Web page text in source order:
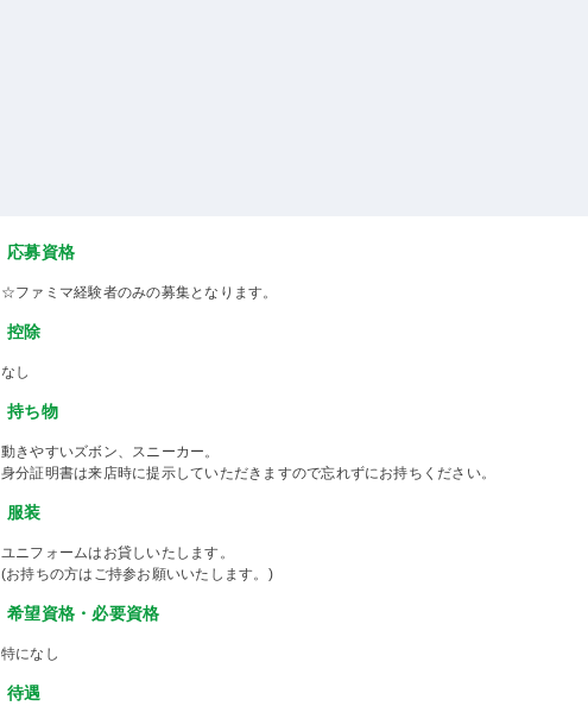
応募資格
☆ファミマ経験者のみの募集となります。
控除
なし
持ち物
動きやすいズボン、スニーカー。
身分証明書は来店時に提示していただきますので忘れずにお持ちください。
服装
ユニフォームはお貸しいたします。
(お持ちの方はご持参お願いいたします。)
希望資格・必要資格
特になし
待遇